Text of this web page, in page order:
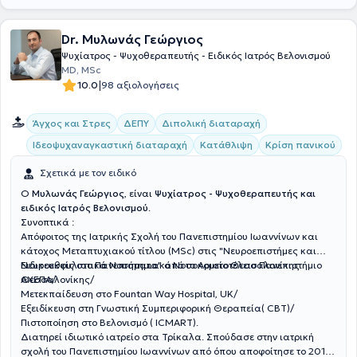
Dr. Μυλωνάς Γεώργιος
Ψυχίατρος - Ψυχοθεραπευτής - Ειδικός Ιατρός Βελονισμού
MD, MSc
10.0|98 αξιολογήσεις
Άγχος και Στρες ΔΕΠΥ
Διπολική διαταραχή
Ιδεοψυχαναγκαστική διαταραχή
Κατάθλιψη Κρίση πανικού
Σχετικά με τον ειδικό
Ο Μυλωνάς Γεώργιος, είναι Ψυχίατρος - Ψυχοθεραπευτής και
ειδικός Ιατρός Βελονισμού.
Συνοπτικά :
Απόφοιτος της Ιατρικής Σχολή του Πανεπιστημίου Ιωαννίνων και
κάτοχος Μεταπτυχιακού τίτλου (MSc) στις "Νευροεπιστήμες και
Νευροεκφυλιστικά Νοσήματα" από το Αριστοτέλειο Πανεπιστήμιο
Θεσσαλονίκης/
Ειδικευθείς στο Πανεπιστημιακό Νοσοκομείο Θεσσαλονίκης
ΑΧΕΠΑ/
Μετεκπαίδευση στο Fountan Way Hospital, UK/
Εξειδίκευση στη Γνωστική Συμπεριφορική Θεραπεία( CBT)/
Πιστοποίηση στο Βελονισμό ( ICMART).
Διατηρεί ιδιωτικό ιατρείο στα Τρίκαλα. Σπούδασε στην ιατρική
σχολή του Πανεπιστημίου Ιωαννίνων από όπου αποφοίτησε το 2011.